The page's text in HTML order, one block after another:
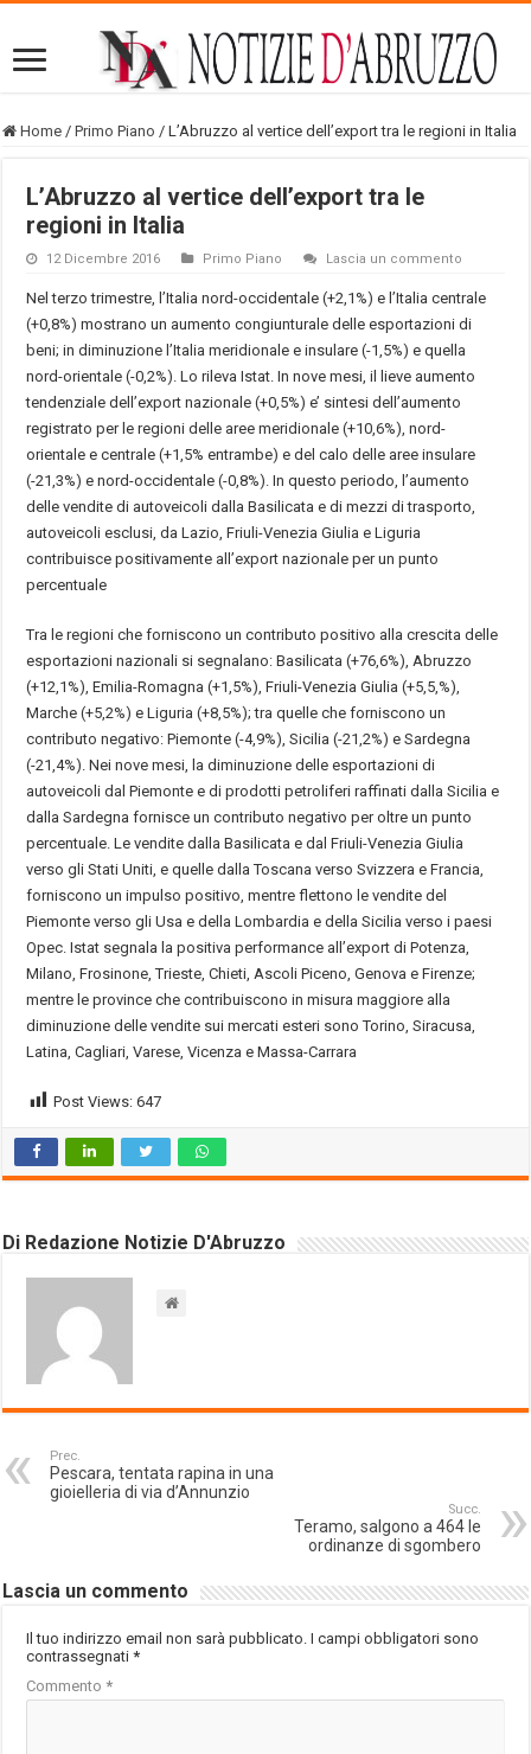
Home / Primo Piano / L’Abruzzo al vertice dell’export tra le regioni in Italia
L’Abruzzo al vertice dell’export tra le
regioni in Italia
12 Dicembre 2016 Primo Piano Lascia un commento
Nel terzo trimestre, l’Italia nord-occidentale (+2,1%) e l’Italia centrale
(+0,8%) mostrano un aumento congiunturale delle esportazioni di
beni; in diminuzione l’Italia meridionale e insulare (-1,5%) e quella
nord-orientale (-0,2%). Lo rileva Istat. In nove mesi, il lieve aumento
tendenziale dell’export nazionale (+0,5%) e’ sintesi dell’aumento
registrato per le regioni delle aree meridionale (+10,6%), nord-
orientale e centrale (+1,5% entrambe) e del calo delle aree insulare
(-21,3%) e nord-occidentale (-0,8%). In questo periodo, l’aumento
delle vendite di autoveicoli dalla Basilicata e di mezzi di trasporto,
autoveicoli esclusi, da Lazio, Friuli-Venezia Giulia e Liguria
contribuisce positivamente all’export nazionale per un punto
percentuale
Tra le regioni che forniscono un contributo positivo alla crescita delle
esportazioni nazionali si segnalano: Basilicata (+76,6%), Abruzzo
(+12,1%), Emilia-Romagna (+1,5%), Friuli-Venezia Giulia (+5,5,%),
Marche (+5,2%) e Liguria (+8,5%); tra quelle che forniscono un
contributo negativo: Piemonte (-4,9%), Sicilia (-21,2%) e Sardegna
(-21,4%). Nei nove mesi, la diminuzione delle esportazioni di
autoveicoli dal Piemonte e di prodotti petroliferi raffinati dalla Sicilia e
dalla Sardegna fornisce un contributo negativo per oltre un punto
percentuale. Le vendite dalla Basilicata e dal Friuli-Venezia Giulia
verso gli Stati Uniti, e quelle dalla Toscana verso Svizzera e Francia,
forniscono un impulso positivo, mentre flettono le vendite del
Piemonte verso gli Usa e della Lombardia e della Sicilia verso i paesi
Opec. Istat segnala la positiva performance all’export di Potenza,
Milano, Frosinone, Trieste, Chieti, Ascoli Piceno, Genova e Firenze;
mentre le province che contribuiscono in misura maggiore alla
diminuzione delle vendite sui mercati esteri sono Torino, Siracusa,
Latina, Cagliari, Varese, Vicenza e Massa-Carrara
Post Views: 647
Di Redazione Notizie D'Abruzzo
Prec.
Pescara, tentata rapina in una
gioielleria di via d’Annunzio
Succ.
Teramo, salgono a 464 le
ordinanze di sgombero
Lascia un commento
Il tuo indirizzo email non sarà pubblicato. I campi obbligatori sono
contrassegnati*
Commento*